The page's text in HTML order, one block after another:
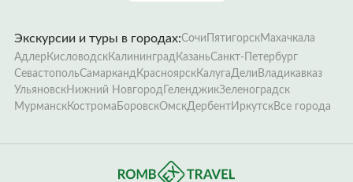
Экскурсии и туры в городах:Сочи ПятигорскМахачкала
Адлер КисловодскКалининград КазаньСанкт-Петербург
СевастопольСамарканд КрасноярскКалугаДели Владикавказ
УльяновскНижний Новгород ГеленджикЗеленоградск
МурманскКострома БоровскОмскДербентИркутскВсе города